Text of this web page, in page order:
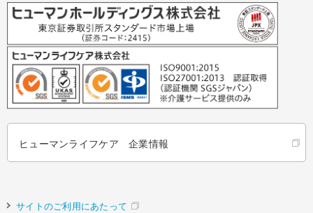
ヒューマンライフケア 企業情報
サイトのご利用にあたって